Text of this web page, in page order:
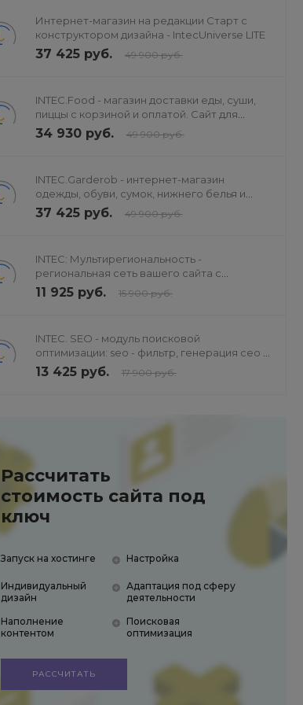
Интернет-магазин на редакции Старт с
конструктором дизайна - IntecUniverse LITE
37 425 руб. 49 900 руб.
INTEC.Food - магазин доставки еды, суши,
пиццы с корзиной и оплатой. Сайт для
ресторанов и кафе
34 930 руб. 49 900 руб.
INTEC.Garderob - интернет-магазин
одежды, обуви, сумок, нижнего белья и
аксессуаров
37 425 руб. 49 900 руб.
INTEC: Мультирегиональность -
региональная сеть вашего сайта с
продвижением в поисковиках
11 925 руб. 15 900 руб.
INTEC. SEO - модуль поисковой
оптимизации: seo - фильтр, генерация сео -
текстов, H1, мета-тегов
13 425 руб. 17 900 руб.
Рассчитать
стоимость сайта под
ключ
Запуск на хостинге
Индивидуальный
дизайн
Наполнение
контентом
Настройка
Адаптация под сферу
деятельности
Поисковая
оптимизация
РАССЧИТАТЬ